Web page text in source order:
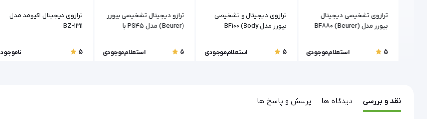
ترازوی تشخیصی دیجیتال
بیورر مدل BF880 (Beurer)
5 استعلام موجودی
ترازوی دیجیتال و تشخیصی
بیورر مدل BF100 (Body
5
استعلام موجودی
ترازو دیجیتال تشخیصی بیورر
(Beurer) مدل PS45 با
5
استعلام موجودی
ترازوی دیجیتال اکیومد مدل
BZ-1311
5 ناموجود
نقد و بررسی دیدگاه ها پرسش و پاسخ ها